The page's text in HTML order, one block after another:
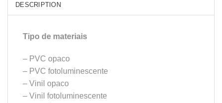
DESCRIPTION
Tipo de materiais
– PVC opaco
– PVC fotoluminescente
– Vinil opaco
– Vinil fotoluminescente